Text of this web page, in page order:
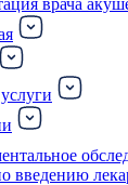
врача
введению